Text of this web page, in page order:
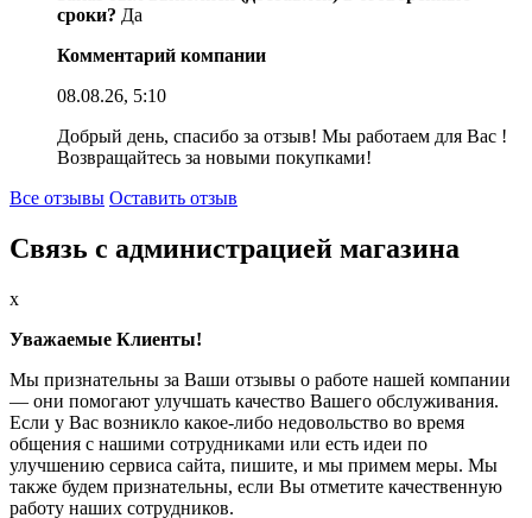
сроки? Да
Комментарий компании
08.08.26, 5:10
Добрый день, спасибо за отзыв! Мы работаем для Вас !
Возвращайтесь за новыми покупками!
Все отзывы Оставить отзыв
Связь с администрацией магазина
x
Уважаемые Клиенты!
Мы признательны за Ваши отзывы о работе нашей компании
— они помогают улучшать качество Вашего обслуживания.
Если у Вас возникло какое-либо недовольство во время
общения с нашими сотрудниками или есть идеи по
улучшению сервиса сайта, пишите, и мы примем меры. Мы
также будем признательны, если Вы отметите качественную
работу наших сотрудников.